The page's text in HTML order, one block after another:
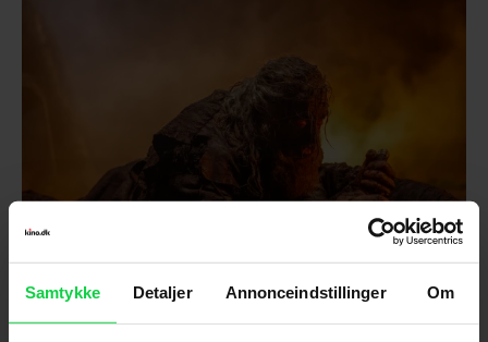
Samtykke Detaljer Annonceindstillinger Om
Foto: Mis Label